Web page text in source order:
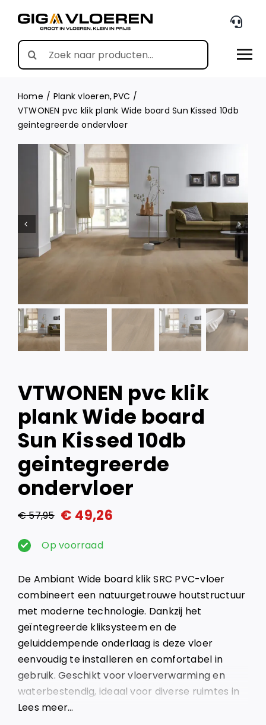
content
Search
for:
Home Plank vloeren PVC
VTWONEN pvc klik plank Wide board Sun Kissed 10db
geintegreerde ondervloer
VTWONEN pvc klik
plank Wide board
Sun Kissed 10db
geintegreerde
ondervloer
€57,95
Oorspronkelijke
prijs
€ 57,95.
€ 49,26
Huidige
prijs
€ 49,26.
Op voorraad
De Ambiant Wide board klik SRC PVC-vloer
combineert een natuurgetrouwe houtstructuur
met moderne technologie. Dankzij het
geïntegreerde kliksysteem en de
geluiddempende onderlaag is deze vloer
eenvoudig te installeren en comfortabel in
gebruik. Geschikt voor vloerverwarming en
waterbestendig, ideaal voor diverse ruimtes in
huis.
Lees meer…